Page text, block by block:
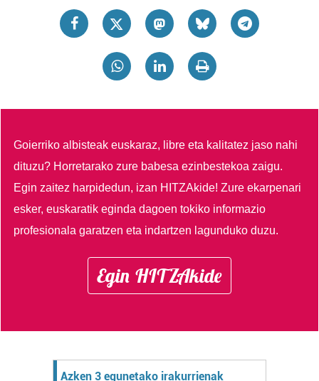
Goierriko albisteak euskaraz, libre eta kalitatez jaso nahi
dituzu? Horretarako zure babesa ezinbestekoa zaigu.
Egin zaitez harpidedun, izan HITZAkide!Zure ekarpenari
esker, euskaratik eginda dagoen tokiko informazio
profesionala garatzen eta indartzen lagunduko duzu.
Egin HITZAkide
Azken 3 egunetako irakurrienak